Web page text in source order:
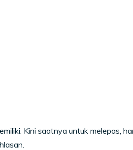
Kini saatnya untuk melepas,